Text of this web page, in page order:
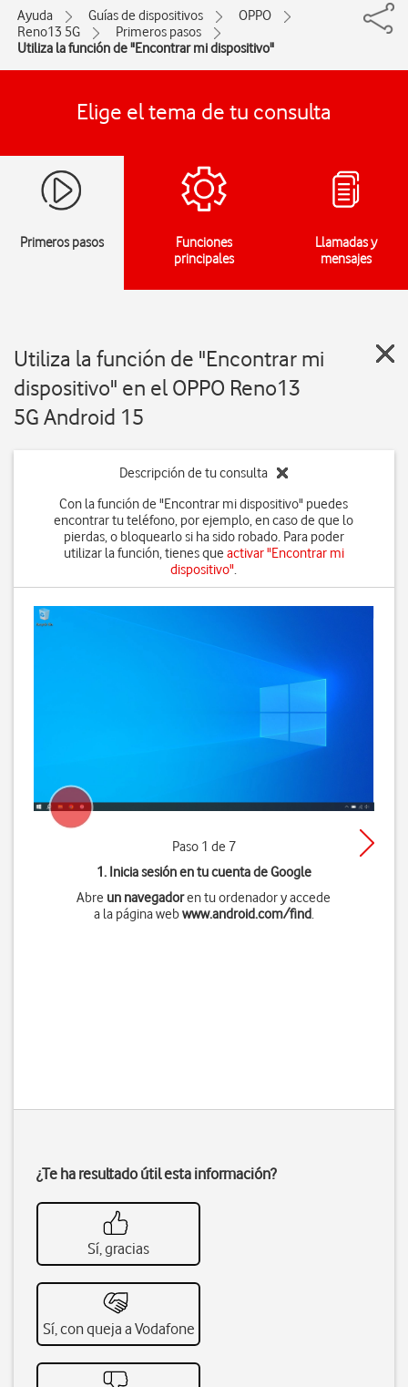
Ayuda Guías de dispositivos
OPPO
Reno13 5G
Primeros pasos
Utiliza la función de "Encontrar mi dispositivo"
Elige el tema de tu consulta
Primeros pasos
Funciones
principales
Llamadas y
mensajes
Utiliza la función de "Encontrar mi
dispositivo" en el OPPO Reno13
5G Android 15
Descripción de tu consulta
Con la función de "Encontrar mi dispositivo" puedes
encontrar tu teléfono, por ejemplo, en caso de que lo
pierdas, o bloquearlo si ha sido robado. Para poder
utilizar la función, tienes que activar "Encontrar mi
dispositivo".
Paso 1 de 7
1. Inicia sesión en tu cuenta de Google
Abre un navegadoren tu ordenador y accede
a la página webwww.android.com/find.
¿Te ha resultado útil esta información?
Sí, gracias
Sí, con queja a Vodafone